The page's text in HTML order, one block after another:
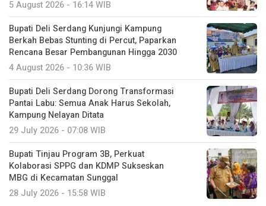
5 August 2026 - 16:14 WIB
Bupati Deli Serdang Kunjungi Kampung
Berkah Bebas Stunting di Percut, Paparkan
Rencana Besar Pembangunan Hingga 2030
4 August 2026 - 10:36 WIB
Bupati Deli Serdang Dorong Transformasi
Pantai Labu: Semua Anak Harus Sekolah,
Kampung Nelayan Ditata
29 July 2026 - 07:08 WIB
Bupati Tinjau Program 3B, Perkuat
Kolaborasi SPPG dan KDMP Sukseskan
MBG di Kecamatan Sunggal
28 July 2026 - 15:58 WIB